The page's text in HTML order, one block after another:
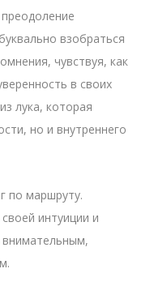
взобраться
чувствуя, как
в своих
лука, которая
но и внутреннего
по маршруту.
интуиции и